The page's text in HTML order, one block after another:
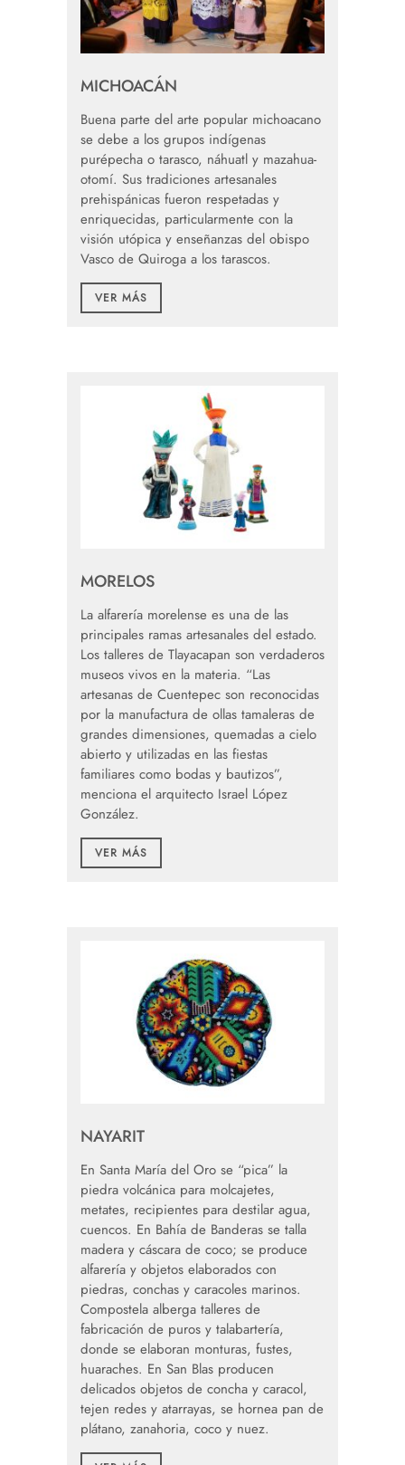
MICHOACÁN
Buena parte del arte popular michoacano
se debe a los grupos indígenas
purépecha o tarasco, náhuatl y mazahua-
otomí. Sus tradiciones artesanales
prehispánicas fueron respetadas y
enriquecidas, particularmente con la
visión utópica y enseñanzas del obispo
Vasco de Quiroga a los tarascos.
VER MÁS
MORELOS
La alfarería morelense es una de las
principales ramas artesanales del estado.
Los talleres de Tlayacapan son verdaderos
museos vivos en la materia. “Las
artesanas de Cuentepec son reconocidas
por la manufactura de ollas tamaleras de
grandes dimensiones, quemadas a cielo
abierto y utilizadas en las fiestas
familiares como bodas y bautizos”,
menciona el arquitecto Israel López
González.
VER MÁS
NAYARIT
En Santa María del Oro se “pica” la
piedra volcánica para molcajetes,
metates, recipientes para destilar agua,
cuencos. En Bahía de Banderas se talla
madera y cáscara de coco; se produce
alfarería y objetos elaborados con
piedras, conchas y caracoles marinos.
Compostela alberga talleres de
fabricación de puros y talabartería,
donde se elaboran monturas, fustes,
huaraches. En San Blas producen
delicados objetos de concha y caracol,
tejen redes y atarrayas, se hornea pan de
plátano, zanahoria, coco y nuez.